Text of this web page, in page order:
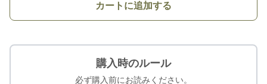
カートに追加する
購入時のルール
必ず購入前にお読みください。